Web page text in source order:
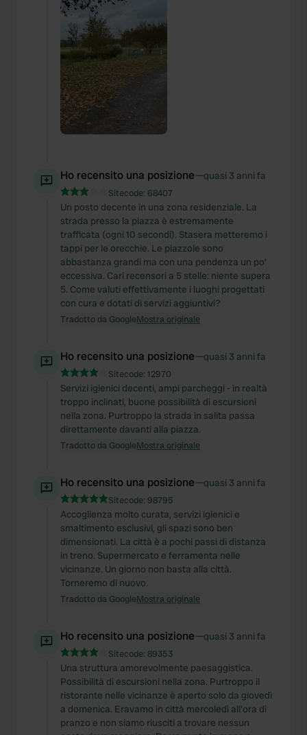
Ho recensito una posizione—quasi 3 anni fa
Sitecode: 68407
Un posto decente in una zona residenziale. La
strada presso la piazza è estremamente
trafficata (ogni 10 secondi). Stasera metteremo i
tappi per le orecchie. Le piazzole sono
abbastanza grandi ma con una pendenza un po'
eccessiva. Cari recensori a 5 stelle: niente supera
5. Come valuti effettivamente i luoghi progettati
con cura e dotati di servizi aggiuntivi?
Tradotto da GoogleMostra originale
Ho recensito una posizione—quasi 3 anni fa
Sitecode: 12970
Servizi igienici decenti, ampi parcheggi - in realtà
troppo inclinati, buone possibilità di escursioni
nella zona. Purtroppo la strada in salita passa
direttamente davanti alla piazza.
Tradotto da GoogleMostra originale
Ho recensito una posizione—quasi 3 anni fa
Sitecode: 98795
Accoglienza molto curata, servizi igienici e
smaltimento esclusivi, gli spazi sono ben
dimensionati. La città è a pochi passi di distanza
in treno. Supermercato e ferramenta nelle
vicinanze. Un giorno non basta alla città.
Torneremo di nuovo.
Tradotto da GoogleMostra originale
Ho recensito una posizione—quasi 3 anni fa
Sitecode: 89353
Una struttura amorevolmente paesaggistica.
Possibilità di escursioni nella zona. Purtroppo il
ristorante nelle vicinanze è aperto solo da giovedì
a domenica. Eravamo in città mercoledì all'ora di
pranzo e non siamo riusciti a trovare nessun